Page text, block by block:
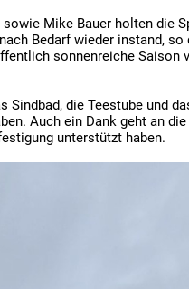
Mike Bauer holten die
Bedarf wieder instand,
sonnenreiche Saison
Sindbad, die Teestube und
Auch ein Dank geht an die
unterstützt haben.